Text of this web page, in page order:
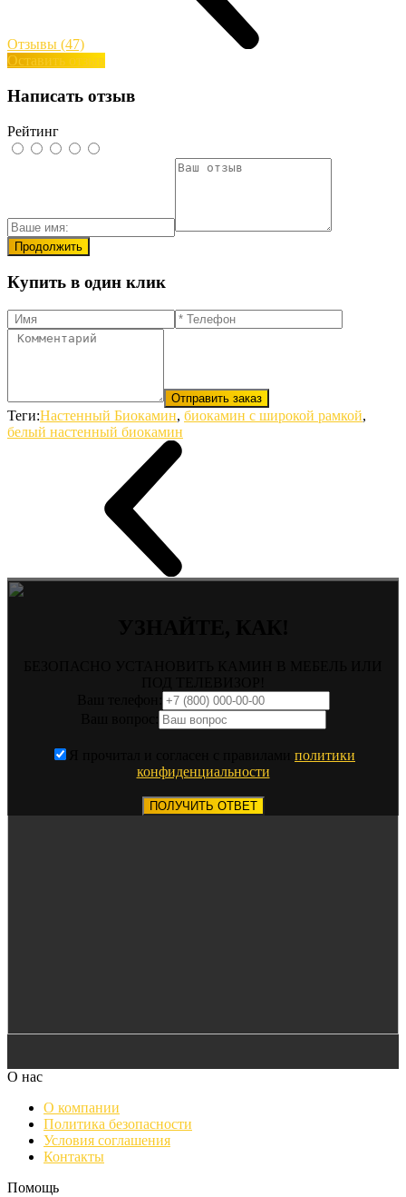
Отзывы (47)
Оставить отзыв
Написать отзыв
Рейтинг
Продолжить
Купить в один клик
Отправить заказ
Теги:Настенный Биокамин, биокамин с широкой рамкой,
белый настенный биокамин
политики
конфиденциальности
ПОЛУЧИТЬ ОТВЕТ
О нас
О компании
Политика безопасности
Условия соглашения
Контакты
Помощь